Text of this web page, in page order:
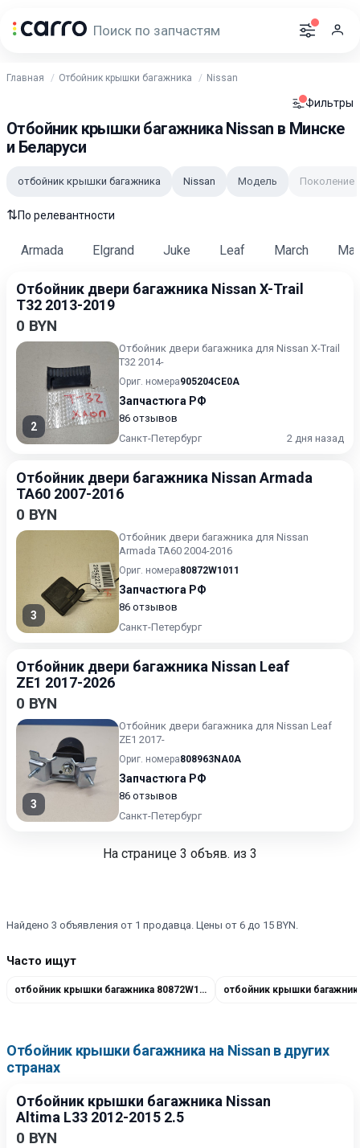
Главная Отбойник крышки багажника Nissan
Фильтры
Отбойник крышки багажника Nissan в Минске
и Беларуси
отбойник крышки багажника Nissan Модель Поколение
⇅По релевантности
Armada Elgrand Juke Leaf March
Отбойник двери багажника Nissan X-Trail
T32 2013-2019
0 BYN
2
Отбойник двери багажника для Nissan X-Trail
T32 2014-
Ориг. номера905204CE0A
Запчастюга РФ
86 отзывов
Санкт-Петербург
2 дня назад
Отбойник двери багажника Nissan Armada
TA60 2007-2016
0 BYN
3
Отбойник двери багажника для Nissan
Armada TA60 2004-2016
Ориг. номера80872W1011
Запчастюга РФ
86 отзывов
Санкт-Петербург
Отбойник двери багажника Nissan Leaf
ZE1 2017-2026
0 BYN
3
Отбойник двери багажника для Nissan Leaf
ZE1 2017-
Ориг. номера808963NA0A
Запчастюга РФ
86 отзывов
Санкт-Петербург
На странице 3 объяв. из 3
Найдено 3 объявления от 1 продавца. Цены от 6 до 15 BYN.
Часто ищут
отбойник крышки багажника 80872W1011
Отбойник крышки багажника на Nissan в других
странах
Отбойник крышки багажника Nissan
Altima L33 2012-2015 2.5
0 BYN